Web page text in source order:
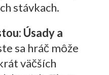
stávkach.
Úsady a
sa hráč môže
väčších